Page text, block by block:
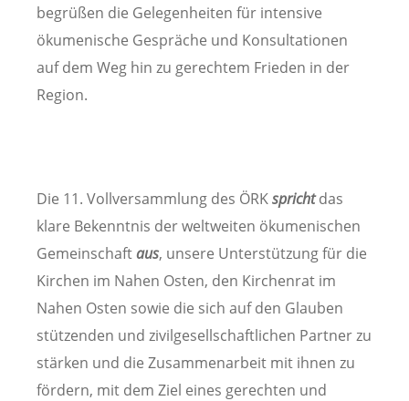
begrüßen die Gelegenheiten für intensive
ökumenische Gespräche und Konsultationen
auf dem Weg hin zu gerechtem Frieden in der
Region.
Die 11. Vollversammlung des ÖRKsprichtdas
klare Bekenntnis der weltweiten ökumenischen
Gemeinschaftaus, unsere Unterstützung für die
Kirchen im Nahen Osten, den Kirchenrat im
Nahen Osten sowie die sich auf den Glauben
stützenden und zivilgesellschaftlichen Partner zu
stärken und die Zusammenarbeit mit ihnen zu
fördern, mit dem Ziel eines gerechten und